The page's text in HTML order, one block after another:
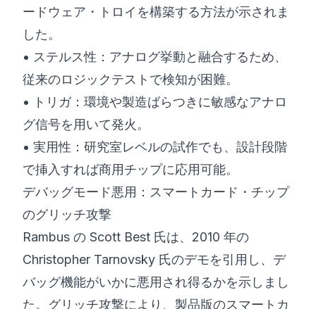
ードウェア・トロイを構築する方法が示されま
した。
• ステルス性：アナログ挙動と融合するため、
従来のロジックテストで検知が困難。
• トリガ：環境や製造ばらつきに敏感なアナロ
グ信号を用いて発火。
• 実用性：研究室レベルの試作でも、設計段階
で挿入すれば商用チップに応用可能。
デバッグモード悪用：スマートカード・チップ
のグリッチ攻撃
Rambus の Scott Best 氏は、2010 年の
Christopher Tarnovsky 氏のデモを引用し、デ
バッグ機能がいかに悪用され得るかを示しまし
た。グリッチ攻撃により、製品版のスマートカ